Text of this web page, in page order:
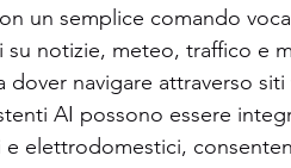
un semplice comando
notizie, meteo, traffico e
navigare attraverso
AI possono essere
elettrodomestici,